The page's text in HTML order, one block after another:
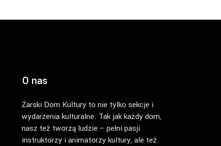
O nas
Żarski Dom Kultury to nie tylko sekcje i
wydarzenia kulturalne. Tak jak każdy dom,
nasz też tworzą ludzie – pełni pasji
instruktorzy i animatorzy kultury, ale też